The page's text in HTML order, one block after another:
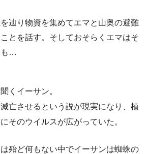
辿り物資を集めてエマと山奥の避難
とを話す。そしておそらくエマはそ
も…
くイーサン。
亡させるという説が現実になり、植
そのウイルスが広がっていた。
殆ど何もない中でイーサンは蜘蛛の